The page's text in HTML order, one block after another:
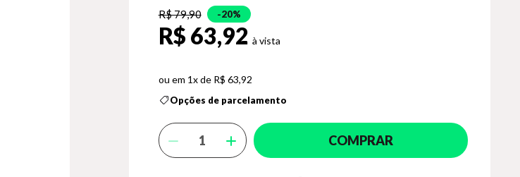
R$ 79,90 20%
R$ 63,92
1x de R$ 63,92
Opções de parcelamento
COMPRAR